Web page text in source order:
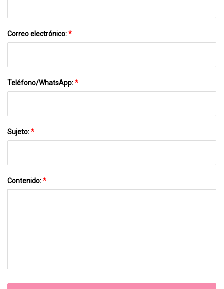
Correo electrónico:*
Teléfono/WhatsApp:*
Sujeto:*
Contenido:*